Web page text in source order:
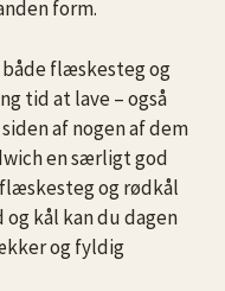
form.
flæskesteg og
tid at lave – også
af nogen af dem
en særligt god
og rødkål
kål kan du dagen
og fyldig